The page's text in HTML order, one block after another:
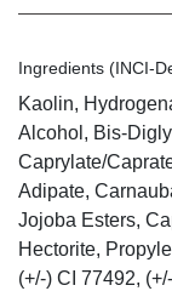
Ingredients (INCI-
Kaolin,
Alcohol, Bis-
Caprylate/
Adipate,
Jojoba Esters,
Hectorite,
(+/-) CI 77492,